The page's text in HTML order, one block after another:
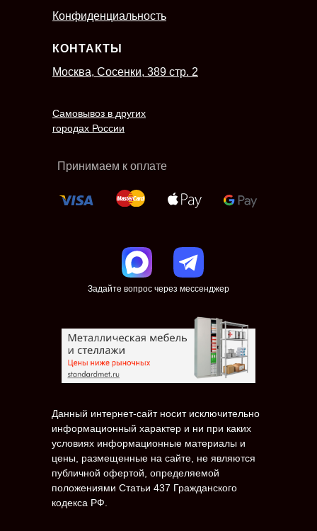
Конфиденциальность
КОНТАКТЫ
Самовывоз в других
городах России
Принимаем к оплате
Москва, Сосенки, 389 стр. 2
Задайте вопрос через мессенджер
Данный интернет-сайт носит исключительно
информационный характер и ни при каких
условиях информационные материалы и
цены, размещенные на сайте, не являются
публичной офертой, определяемой
положениями Статьи 437 Гражданского
кодекса РФ.